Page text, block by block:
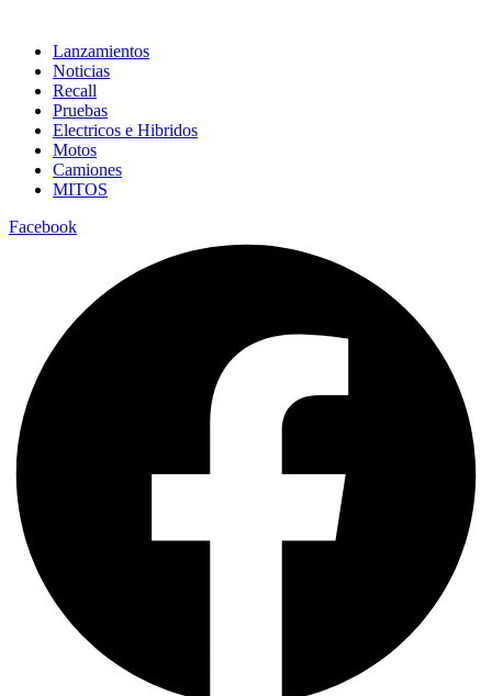
Lanzamientos
Noticias
Recall
Pruebas
Electricos e Hibridos
Motos
Camiones
MITOS
Facebook